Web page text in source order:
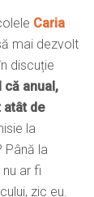
Caria
mai dezvolt
discuție
că anual,
atât de
la
Până la
ar fi
zic eu.